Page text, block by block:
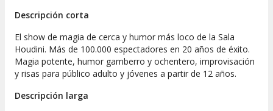
Descripción corta
El show de magia de cerca y humor más loco de la Sala
Houdini. Más de 100.000 espectadores en 20 años de éxito.
Magia potente, humor gamberro y ochentero, improvisación
y risas para público adulto y jóvenes a partir de 12 años.
Descripción larga